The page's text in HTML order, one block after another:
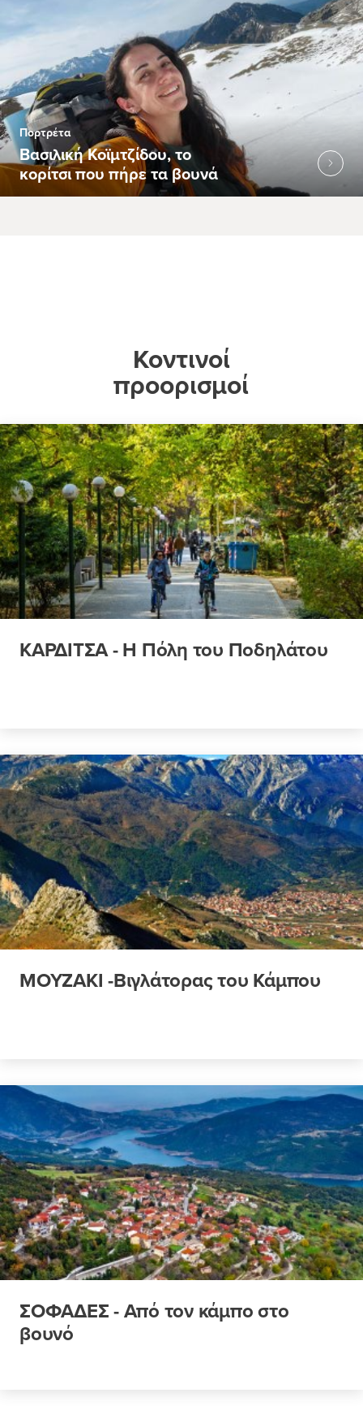
Πορτρέτα
Βασιλική Κοϊμτζίδου, το
κορίτσι που πήρε τα βουνά
Κοντινοί
προορισμοί
ΚΑΡΔΙΤΣΑ - Η Πόλη του Ποδηλάτου
ΜΟΥΖΑΚΙ -Βιγλάτορας του Κάμπου
ΣΟΦΑΔΕΣ - Από τον κάμπο στο
βουνό